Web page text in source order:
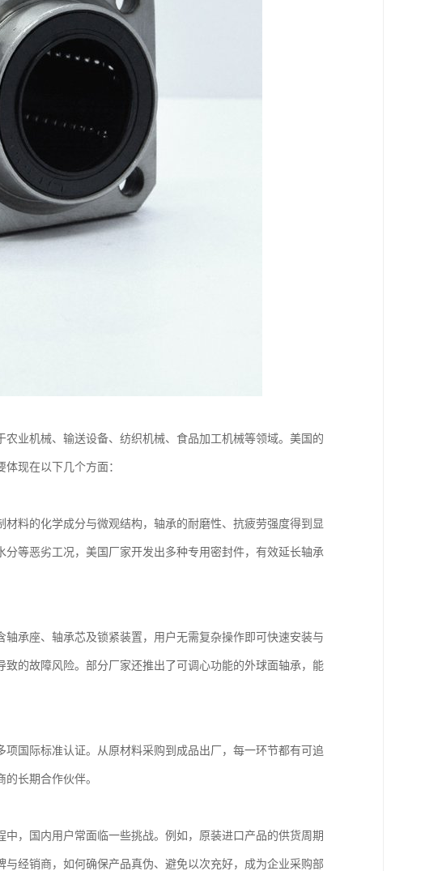
业机械、输送设备、纺织机械、食品加工机械等领域。美国的
现在以下几个方面：
料的化学成分与微观结构，轴承的耐磨性、抗疲劳强度得到显
等恶劣工况，美国厂家开发出多种专用密封件，有效延长轴承
承座、轴承芯及锁紧装置，用户无需复杂操作即可快速安装与
的故障风险。部分厂家还推出了可调心功能的外球面轴承，能
国际标准认证。从原材料采购到成品出厂，每一环节都有可追
长期合作伙伴。
，国内用户常面临一些挑战。例如，原装进口产品的供货周期
经销商，如何确保产品真伪、避免以次充好，成为企业采购部